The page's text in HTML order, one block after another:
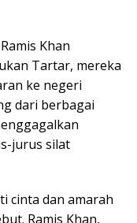
Khan
Tartar, mereka
ke negeri
dari berbagai
jurus silat
cinta dan amarah
Ramis Khan,